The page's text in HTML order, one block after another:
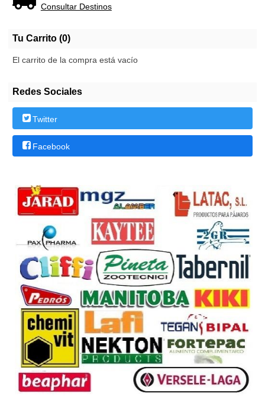
Consultar Destinos
Tu Carrito (0)
El carrito de la compra está vacío
Redes Sociales
Twitter
Facebook